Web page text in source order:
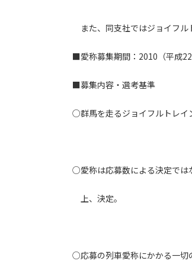
また、同支社ではジョイフル
■愛称募集期間：2010（平成
■募集内容・選考基準
○群馬を走るジョイフルトレイ
○愛称は応募数による決定では
上、決定。
○応募の列車愛称にかかる一切